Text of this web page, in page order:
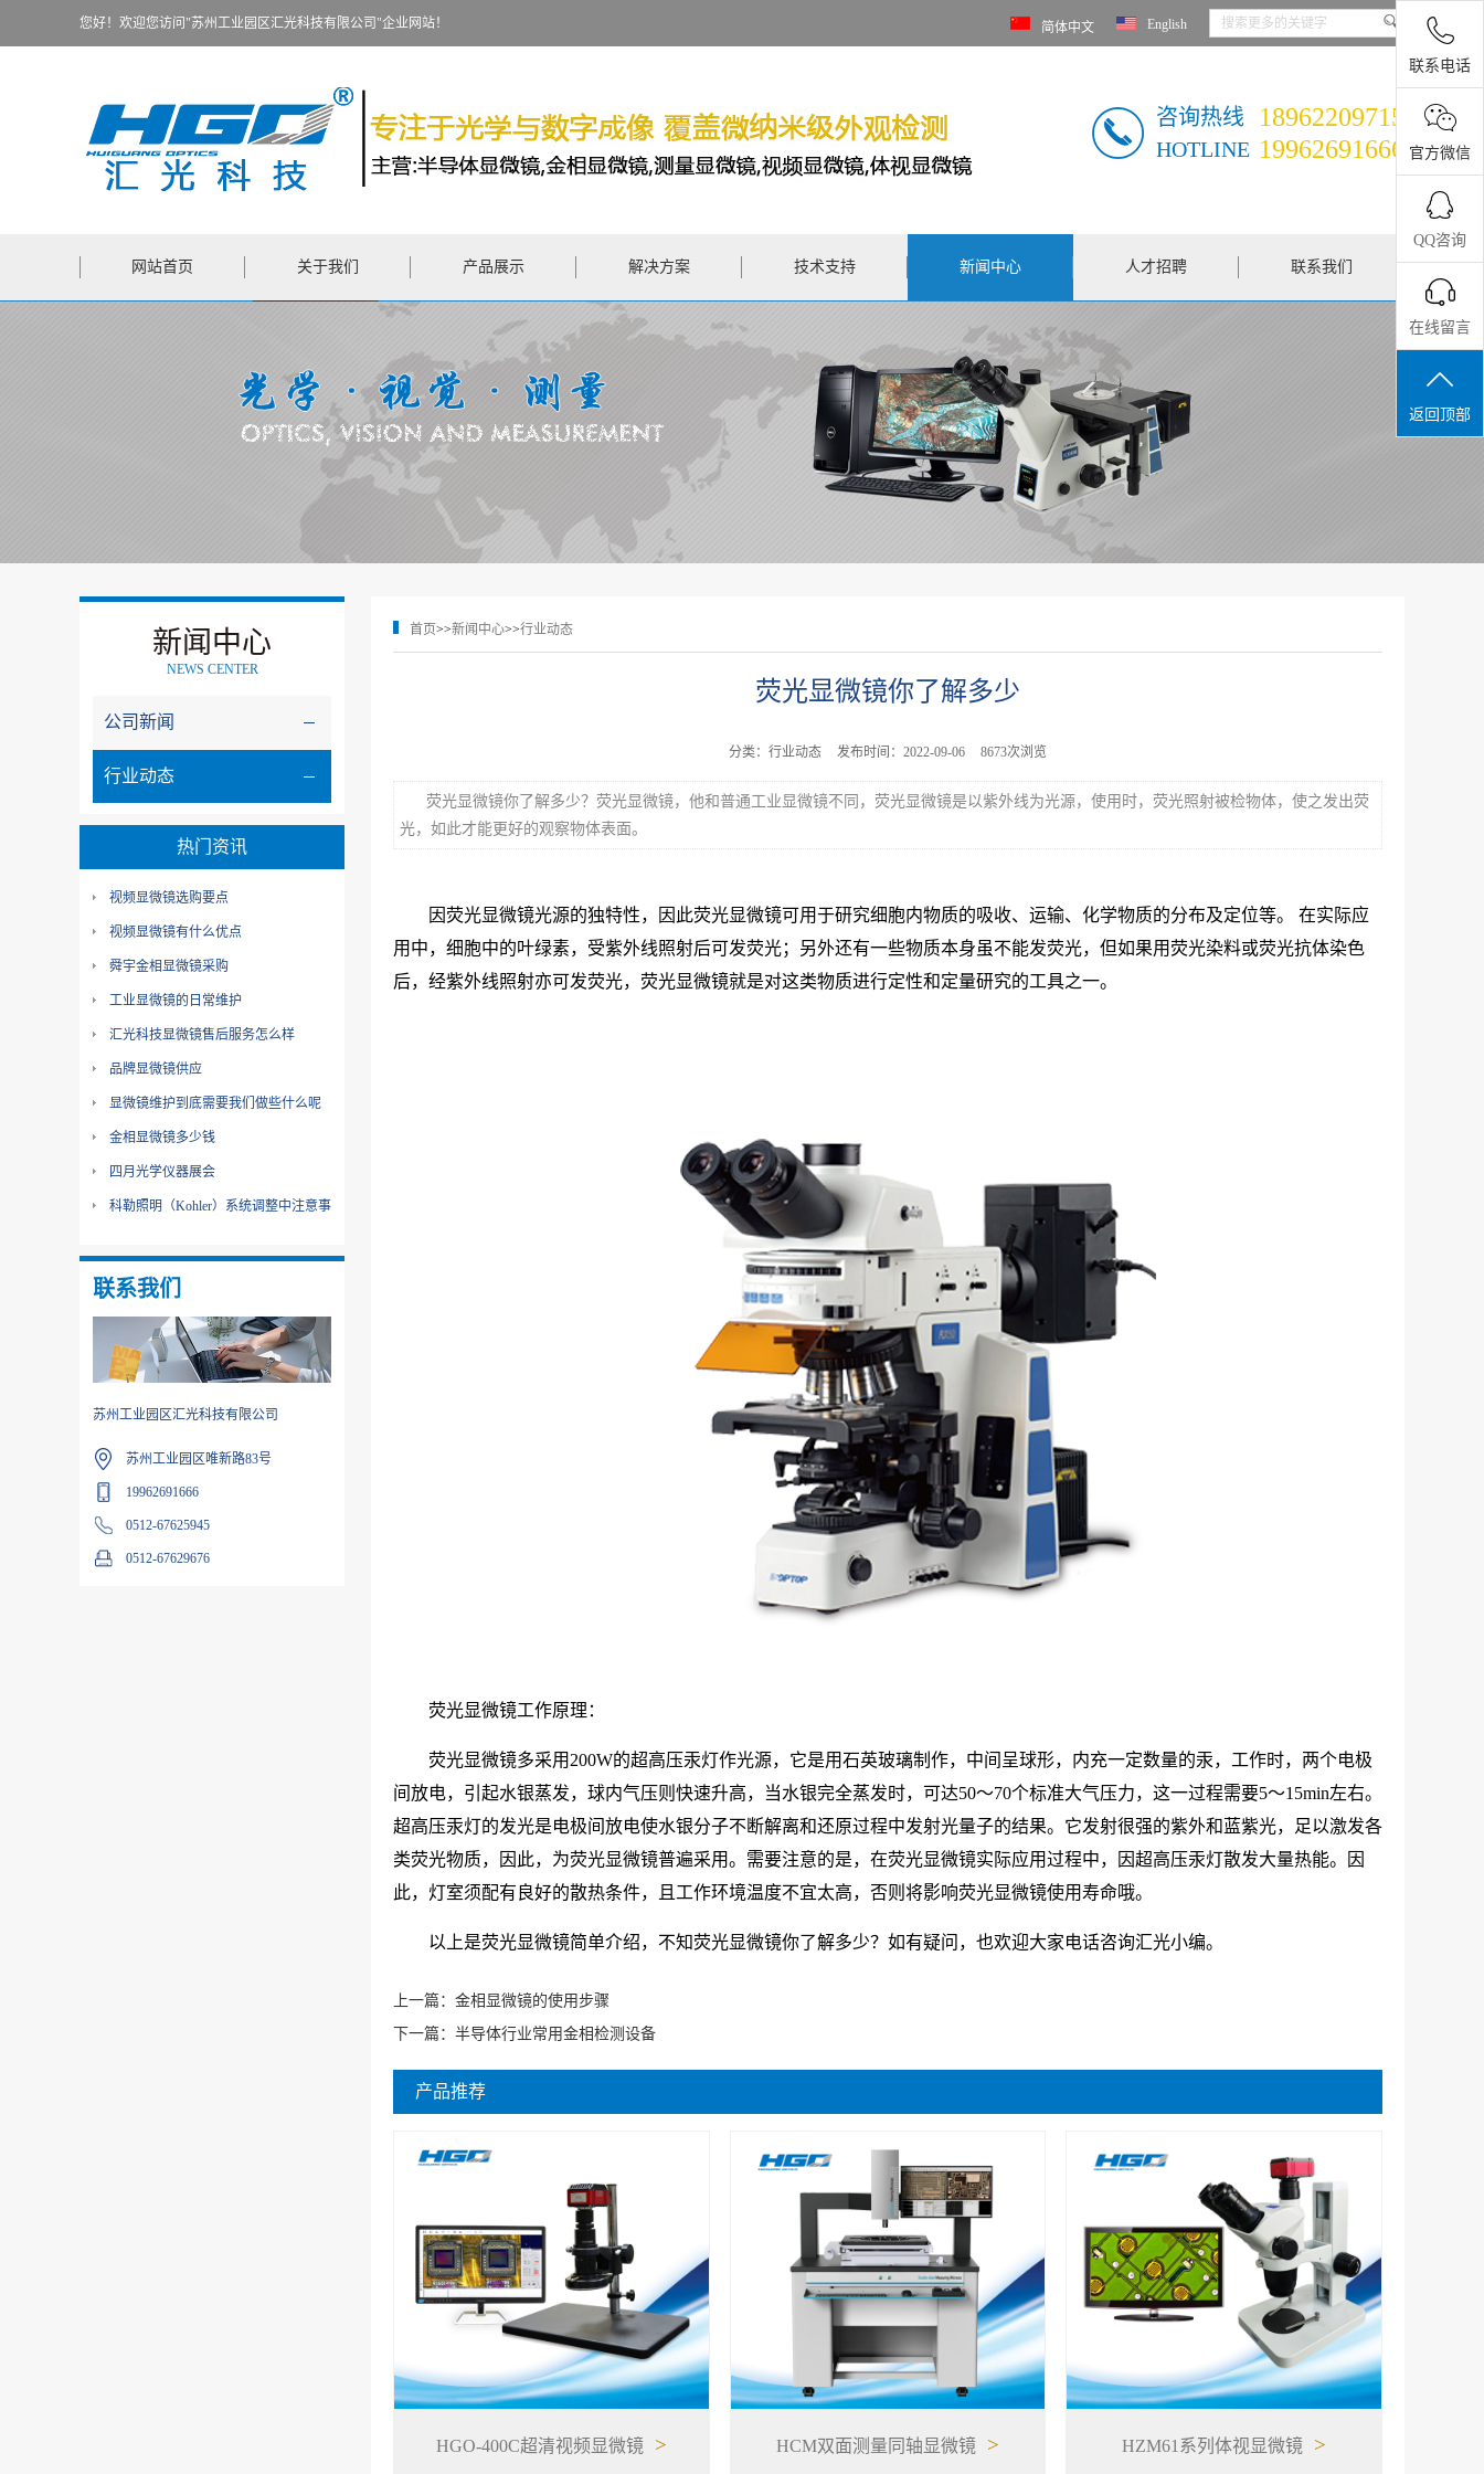
您好！欢迎您访问"苏州工业园区汇光科技有限公司"企业网站！ 简体中文 English
咨询热线
HOTLINE
18962209715
19962691666
网站首页 关于我们 产品展示 解决方案 技术支持 新闻中心 人才招聘 联系我们
新闻中心
NEWS CENTER
公司新闻
行业动态
热门资讯
视频显微镜选购要点
视频显微镜有什么优点
舜宇金相显微镜采购
工业显微镜的日常维护
汇光科技显微镜售后服务怎么样
品牌显微镜供应
显微镜维护到底需要我们做些什么呢
金相显微镜多少钱
四月光学仪器展会
科勒照明（Kohler）系统调整中注意事
联系我们
苏州工业园区汇光科技有限公司
苏州工业园区唯新路83号
19962691666
0512-67625945
0512-67629676
首页>>新闻中心>>行业动态
荧光显微镜你了解多少
分类：行业动态 发布时间：2022-09-06 8673次浏览
荧光显微镜你了解多少？荧光显微镜，他和普通工业显微镜不同，荧光显微镜是以紫外线为光源，使用时，荧光照射被检物体，使之发出荧
光，如此才能更好的观察物体表面。
因荧光显微镜光源的独特性，因此荧光显微镜可用于研究细胞内物质的吸收、运输、化学物质的分布及定位等。 在实际应
用中，细胞中的叶绿素，受紫外线照射后可发荧光；另外还有一些物质本身虽不能发荧光，但如果用荧光染料或荧光抗体染色
后，经紫外线照射亦可发荧光，荧光显微镜就是对这类物质进行定性和定量研究的工具之一。
荧光显微镜工作原理：
荧光显微镜多采用200W的超高压汞灯作光源，它是用石英玻璃制作，中间呈球形，内充一定数量的汞，工作时，两个电极
间放电，引起水银蒸发，球内气压则快速升高，当水银完全蒸发时，可达50～70个标准大气压力，这一过程需要5～15min左右。
超高压汞灯的发光是电极间放电使水银分子不断解离和还原过程中发射光量子的结果。它发射很强的紫外和蓝紫光，足以激发各
类荧光物质，因此，为荧光显微镜普遍采用。需要注意的是，在荧光显微镜实际应用过程中，因超高压汞灯散发大量热能。因
此，灯室须配有良好的散热条件，且工作环境温度不宜太高，否则将影响荧光显微镜使用寿命哦。
以上是荧光显微镜简单介绍，不知荧光显微镜你了解多少？如有疑问，也欢迎大家电话咨询汇光小编。
上一篇： 金相显微镜的使用步骤
下一篇： 半导体行业常用金相检测设备
产品推荐
HGO-400C超清视频显微镜 > HCM双面测量同轴显微镜 > HZM61系列体视显微镜 >
联系电话
官方微信
QQ咨询
在线留言
返回顶部